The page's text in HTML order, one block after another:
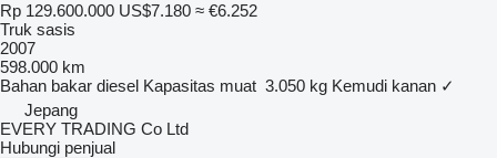
Rp 129.600.000 US$7.180 ≈ €6.252
Truk sasis
2007
598.000 km
Bahan bakar diesel Kapasitas muat 3.050 kg Kemudi kanan ✓
Jepang
EVERY TRADING Co Ltd
Hubungi penjual